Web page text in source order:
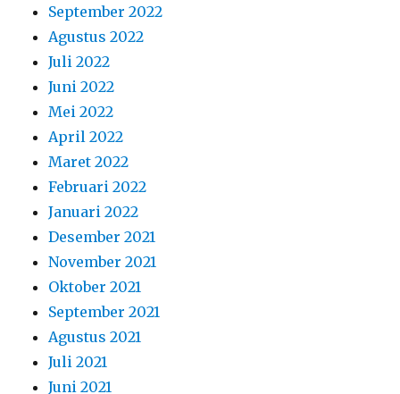
September 2022
Agustus 2022
Juli 2022
Juni 2022
Mei 2022
April 2022
Maret 2022
Februari 2022
Januari 2022
Desember 2021
November 2021
Oktober 2021
September 2021
Agustus 2021
Juli 2021
Juni 2021